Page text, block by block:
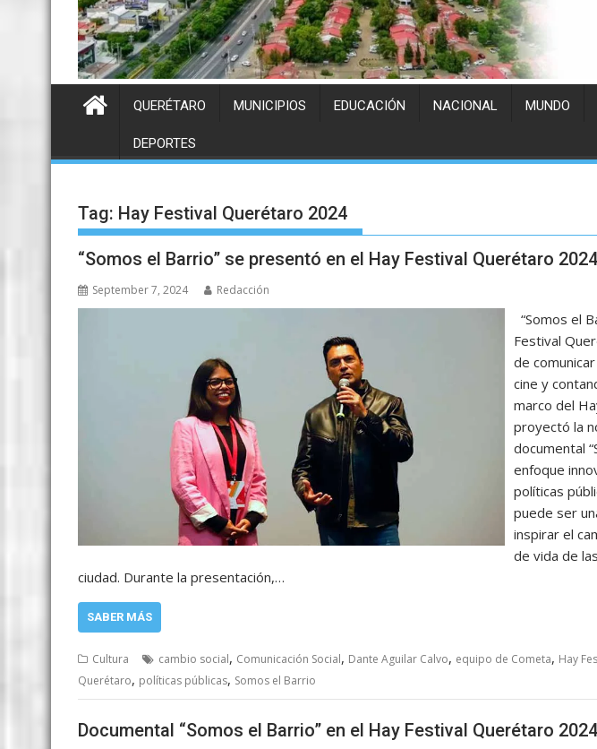
QUERÉTARO MUNICIPIOS EDUCACIÓN NACIONAL MUNDO
DEPORTES
Tag: Hay Festival Querétaro 2024
“Somos el Barrio” se presentó en el Hay Festival Querétaro 2024
September 7, 2024 Redacción
“Somos el
Festival
de
cine y
marco del
proyectó la
documental
enfoque
políticas
puede ser
inspirar el
de vida de
ciudad. Durante la presentación,…
SABER MÁS
Cultura cambio social, Comunicación Social, Dante Aguilar Calvo, equipo de Cometa, Hay
Querétaro, políticas públicas, Somos el Barrio
Documental “Somos el Barrio” en el Hay Festival Querétaro 2024